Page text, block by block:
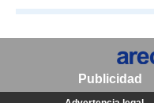
Publicidad